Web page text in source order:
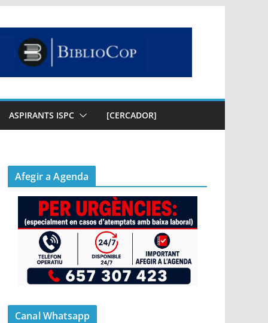
ASPIRANTS ISPC [CERCADOR]
Afegir a Agenda
Canal Whatsapp